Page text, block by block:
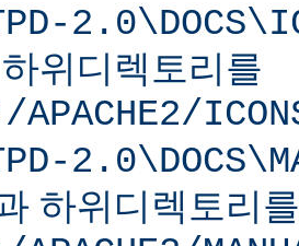
위디렉토리를
APACHE2/
하위디렉토리를